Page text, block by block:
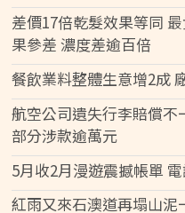
差價17倍乾髮效果等同
果參差 濃度差逾百倍
餐飲業料整體生意增2成
航空公司遺失行李賠償不
部分涉款逾萬元
5月收2月漫遊震撼帳單
紅雨又來石澳道再塌山